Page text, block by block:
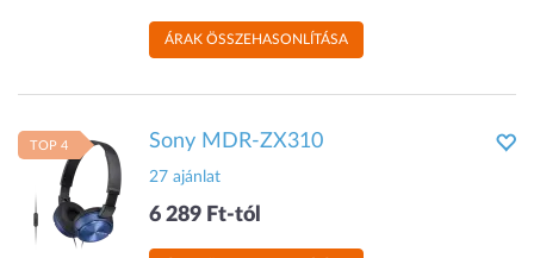
ÁRAK ÖSSZEHASONLÍTÁSA
TOP 4 Sony MDR-ZX310
27 ajánlat
6 289 Ft-tól